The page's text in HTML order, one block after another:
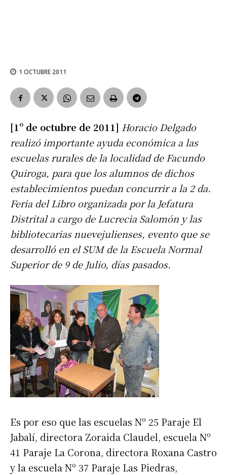
1 OCTUBRE 2011
[1º de octubre de 2011] Horacio Delgado
realizó importante ayuda económica a las
escuelas rurales de la localidad de Facundo
Quiroga, para que los alumnos de dichos
establecimientos puedan concurrir a la 2 da.
Feria del Libro organizada por la Jefatura
Distrital a cargo de Lucrecia Salomón y las
bibliotecarias nuevejulienses, evento que se
desarrolló en el SUM de la Escuela Normal
Superior de 9 de Julio, días pasados.
Es por eso que las escuelas Nº 25 Paraje El
Jabalí, directora Zoraida Claudel, escuela Nº
41 Paraje La Corona, directora Roxana Castro
y la escuela Nº 37 Paraje Las Piedras,